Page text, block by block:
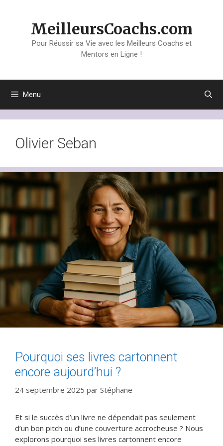
MeilleursCoachs.com
Pour Réussir sa Vie avec les Meilleurs Coachs et
Mentors en Ligne !
Menu
Olivier Seban
Pourquoi ses livres cartonnent
encore aujourd’hui ?
24 septembre 2025 par Stéphane
Et si le succès d’un livre ne dépendait pas seulement
d’un bon pitch ou d’une couverture accrocheuse ? Nous
explorons pourquoi ses livres cartonnent encore